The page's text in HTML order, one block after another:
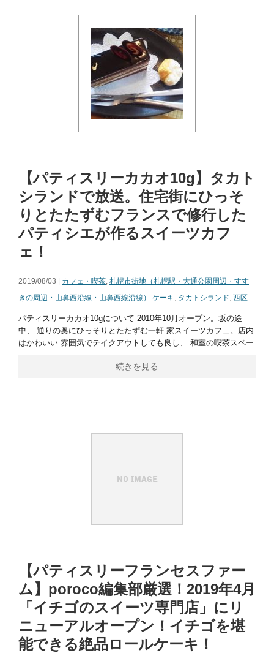
【パティスリーカカオ10g】タカト
シランドで放送。住宅街にひっそ
りとたたずむフランスで修行した
パティシエが作るスイーツカフ
ェ！
2019/08/03 | カフェ・喫茶, 札幌市街地（札幌駅・大通公園周辺・すす
きの周辺・山鼻西沿線・山鼻西線沿線）
ケーキ, タカトシランド, 西区
パティスリーカカオ10gについて 2010年10月オープン。坂の途
中、 通りの奥にひっそりとたたずむ一軒 家スイーツカフェ。店内
はかわいい 雰囲気でテイクアウトしても良し、 和室の喫茶スペー
続きを見る
【パティスリーフランセスファー
ム】poroco編集部厳選！2019年4月
「イチゴのスイーツ専門店」にリ
ニューアルオープン！イチゴを堪
能できる絶品ロールケーキ！